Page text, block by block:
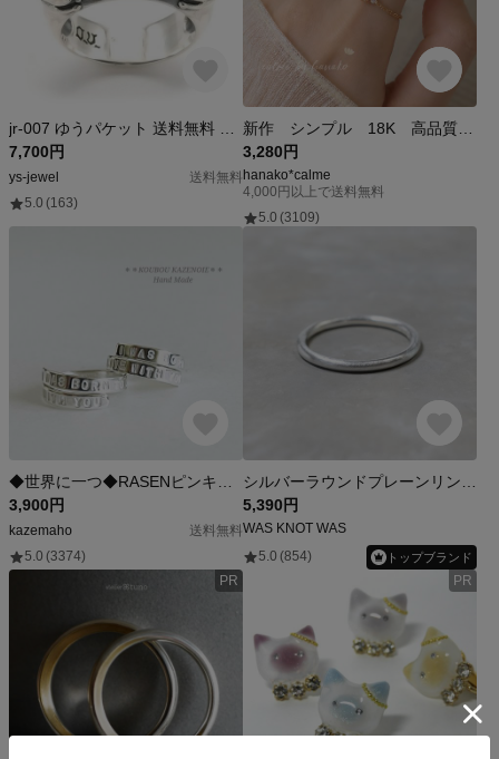
7,700円
ys-jewel
送料無料
5.0 (163)
3,280円
hanako*calme
4,000円以上で送料無料
5.0 (3109)
3,900円
kazemaho
送料無料
5.0 (3374)
5,390円
WAS KNOT WAS
5.0 (854) トップブランド
PR PR